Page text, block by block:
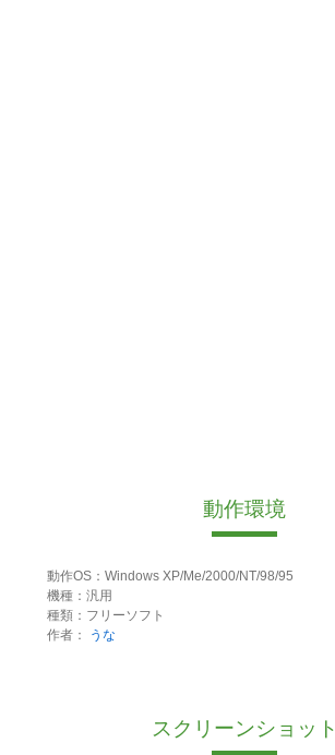
動作環境
動作OS：Windows XP/Me/2000/NT/98/95
機種：汎用
種類：フリーソフト
作者：
うな
スクリーンショット